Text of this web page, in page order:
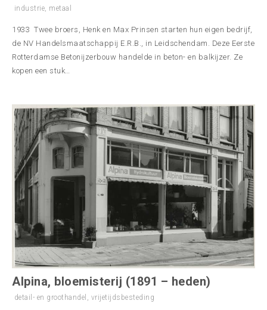
industrie metaal
1933 Twee broers, Henk en Max Prinsen starten hun eigen bedrijf,
de NV Handelsmaatschappij E.R.B., in Leidschendam. Deze Eerste
Rotterdamse Betonijzerbouw handelde in beton- en balkijzer. Ze
kopen een stuk…
Alpina, bloemisterij (1891 – heden)
detail- en groothandel , vrijetijdsbesteding